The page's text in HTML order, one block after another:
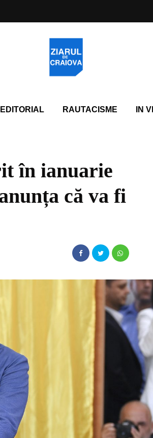
EDITORIAL RAUTACISME IN
în ianuarie
că va fi